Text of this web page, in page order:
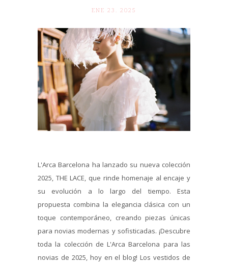
ENE 23. 2025
L'Arca Barcelona ha lanzado su nueva colección
2025, THE LACE, que rinde homenaje al encaje y
su evolución a lo largo del tiempo. Esta
propuesta combina la elegancia clásica con un
toque contemporáneo, creando piezas únicas
para novias modernas y sofisticadas. ¡Descubre
toda la colección de L'Arca Barcelona para las
novias de 2025, hoy en el blog! Los vestidos de